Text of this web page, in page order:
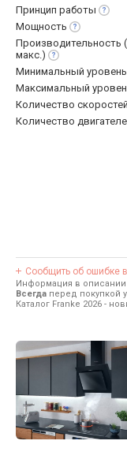
Принцип работы
Мощность
Производительность
макс.)
Минимальный уровень
Максимальный
Количество скоростей
Количество
Сообщить об ошибке
Информация в
Всегда перед покупкой
Каталог Franke 2026 -